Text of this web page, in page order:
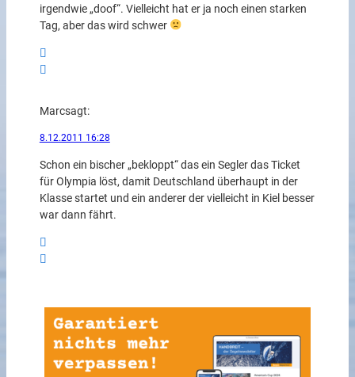
irgendwie „doof“. Vielleicht hat er ja noch einen starken
Tag, aber das wird schwer
Marcsagt:
8.12.2011 16:28
Schon ein bischer „bekloppt“ das ein Segler das Ticket
für Olympia löst, damit Deutschland überhaupt in der
Klasse startet und ein anderer der vielleicht in Kiel besser
war dann fährt.